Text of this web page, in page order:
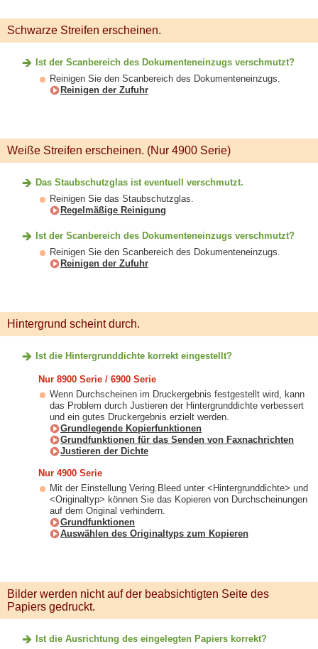
Schwarze Streifen erscheinen.
Ist der Scanbereich des Dokumenteneinzugs verschmutzt?
Reinigen Sie den Scanbereich des Dokumenteneinzugs.
Reinigen der Zufuhr
Weiße Streifen erscheinen. (Nur 4900 Serie)
Das Staubschutzglas ist eventuell verschmutzt.
Reinigen Sie das Staubschutzglas.
Regelmäßige Reinigung
Ist der Scanbereich des Dokumenteneinzugs verschmutzt?
Reinigen Sie den Scanbereich des Dokumenteneinzugs.
Reinigen der Zufuhr
Hintergrund scheint durch.
Ist die Hintergrunddichte korrekt eingestellt?
Nur 8900 Serie / 6900 Serie
Wenn Durchscheinen im Druckergebnis festgestellt wird, kann
das Problem durch Justieren der Hintergrunddichte verbessert
und ein gutes Druckergebnis erzielt werden.
Grundlegende Kopierfunktionen
Grundfunktionen für das Senden von Faxnachrichten
Justieren der Dichte
Nur 4900 Serie
Mit der Einstellung Vering.Bleed unter <Hintergrunddichte> und
<Originaltyp> können Sie das Kopieren von Durchscheinungen
auf dem Original verhindern.
Grundfunktionen
Auswählen des Originaltyps zum Kopieren
Bilder werden nicht auf der beabsichtigten Seite des
Papiers gedruckt.
Ist die Ausrichtung des eingelegten Papiers korrekt?